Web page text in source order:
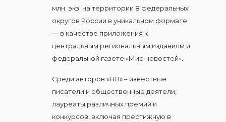
млн. экз. на территории 8 федеральных
округов России в уникальном формате
— в качестве приложения к
центральным региональным изданиям и
федеральной газете «Мир новостей».
Среди авторов «НВ» – известные
писатели и общественные деятели,
лауреаты различных премий и
конкурсов, включая престижную в